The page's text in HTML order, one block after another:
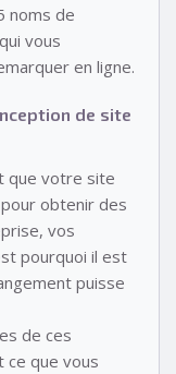
noms de
vous
en ligne.
de site
que votre site
obtenir des
vos
pourquoi il est
puisse
de ces
ce que vous